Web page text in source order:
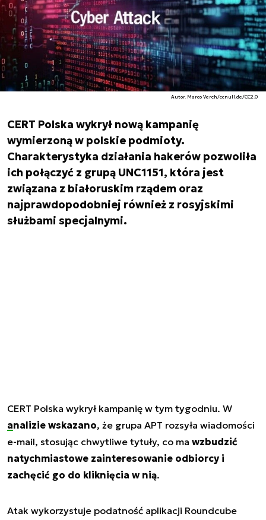
Autor. Marco Verch/ccnull.de/CC2.0
CERT Polska wykrył nową kampanię
wymierzoną w polskie podmioty.
Charakterystyka działania hakerów pozwoliła
ich połączyć z grupą UNC1151, która jest
związana z białoruskim rządem oraz
najprawdopodobniej również z rosyjskimi
służbami specjalnymi.
CERT Polska wykrył kampanię w tym tygodniu. W
analizie wskazano, że grupa APT rozsyła wiadomości
e-mail, stosując chwytliwe tytuły, co ma wzbudzić
natychmiastowe zainteresowanie odbiorcy i
zachęcić go do kliknięcia w nią.
Atak wykorzystuje podatność aplikacji Roundcube